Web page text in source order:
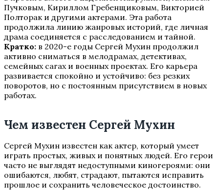
Пучковым, Кириллом Гребенщиковым, Викторией
Полторак и другими актерами. Эта работа
продолжила линию жанровых историй, где личная
драма соединяется с расследованием и тайной.
Кратко: в 2020-е годы Сергей Мухин продолжил
активно сниматься в мелодрамах, детективах,
семейных сагах и военных проектах. Его карьера
развивается спокойно и устойчиво: без резких
поворотов, но с постоянным присутствием в новых
работах.
Чем известен Сергей Мухин
Сергей Мухин известен как актер, который умеет
играть простых, живых и понятных людей. Его герои
часто не выглядят недоступными киногероями: они
ошибаются, любят, страдают, пытаются исправить
прошлое и сохранить человеческое достоинство.